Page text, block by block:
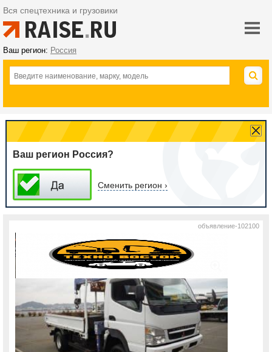
Вся спецтехника и грузовики
Ваш регион: Россия
Ваш регион Россия?
Сменить регион ›
объявление-102100